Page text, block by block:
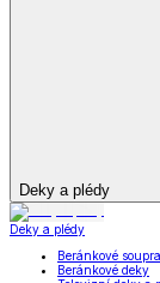
Deky a plédy
Deky a plédy
Beránkové
Beránkové deky